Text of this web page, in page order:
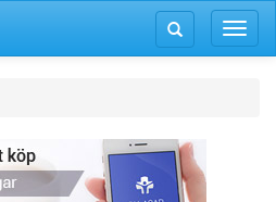
Växla
Växla
navigering